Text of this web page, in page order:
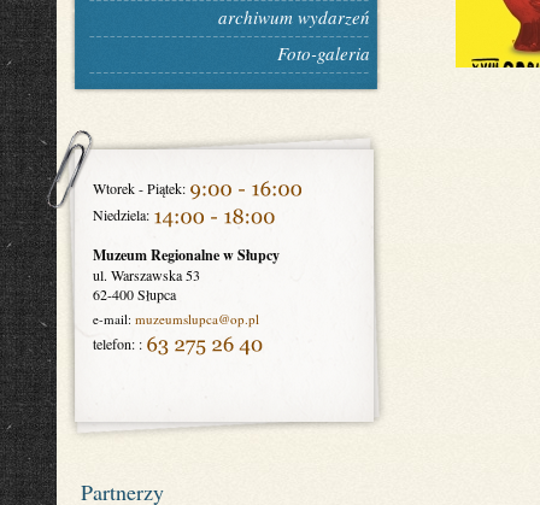
archiwum wydarzeń
Foto-galeria
Wtorek - Piątek:
Niedziela:
Muzeum Regionalne w Słupcy
ul. Warszawska 53
62-400 Słupca
e-mail: muzeumslupca@op.pl
telefon: :
Partnerzy